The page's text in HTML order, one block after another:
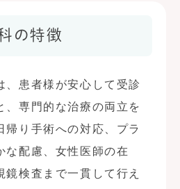
の特徴
、患者様が安心して受診
、専門的な治療の両立を
帰り手術への対応、プラ
な配慮、女性医師の在
検査まで一貫して行え